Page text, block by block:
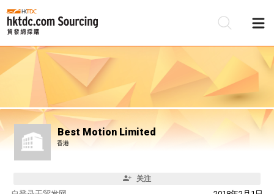
Best Motion Limited
香港
关注